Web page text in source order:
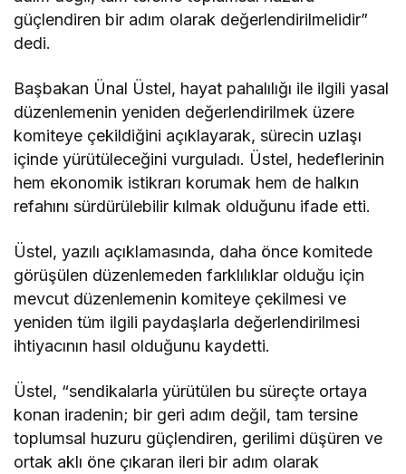
güçlendiren bir adım olarak değerlendirilmelidir”
dedi.
Başbakan Ünal Üstel, hayat pahalılığı ile ilgili yasal
düzenlemenin yeniden değerlendirilmek üzere
komiteye çekildiğini açıklayarak, sürecin uzlaşı
içinde yürütüleceğini vurguladı. Üstel, hedeflerinin
hem ekonomik istikrarı korumak hem de halkın
refahını sürdürülebilir kılmak olduğunu ifade etti.
Üstel, yazılı açıklamasında, daha önce komitede
görüşülen düzenlemeden farklılıklar olduğu için
mevcut düzenlemenin komiteye çekilmesi ve
yeniden tüm ilgili paydaşlarla değerlendirilmesi
ihtiyacının hasıl olduğunu kaydetti.
Üstel, “sendikalarla yürütülen bu süreçte ortaya
konan iradenin; bir geri adım değil, tam tersine
toplumsal huzuru güçlendiren, gerilimi düşüren ve
ortak aklı öne çıkaran ileri bir adım olarak